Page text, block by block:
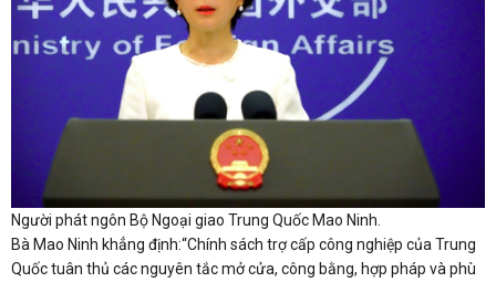
Người phát ngôn Bộ Ngoại giao Trung Quốc Mao Ninh.
Bà Mao Ninh khẳng định:“Chính sách trợ cấp công nghiệp của Trung
Quốc tuân thủ các nguyên tắc mở cửa, công bằng, hợp pháp và phù